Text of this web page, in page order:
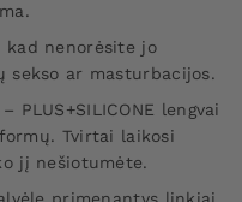
kad nenorėsite jo
ar masturbacijos.
lengvai
Tvirtai laikosi
jį nešiotumėte.